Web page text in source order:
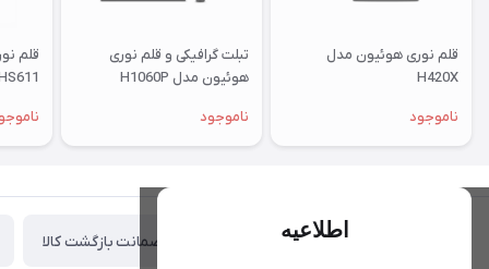
قلم نوری هوئیون مدل
H420X
ناموجود
تبلت گرافیکی و قلم نوری
هوئیون مدل H1060P
ناموجود
قلم
اطلاعیه
تحویل اکسپرس(با هماهنگی) ضمانت بازگشت کالا